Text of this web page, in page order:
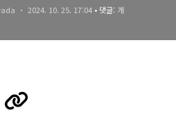
2024. 10. 25. 17:04 • 댓글: 개